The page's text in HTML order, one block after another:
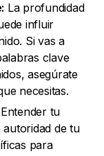
La profundidad
influir
Si vas a
clave
asegúrate
necesitas.
Entender tu
de tu
para